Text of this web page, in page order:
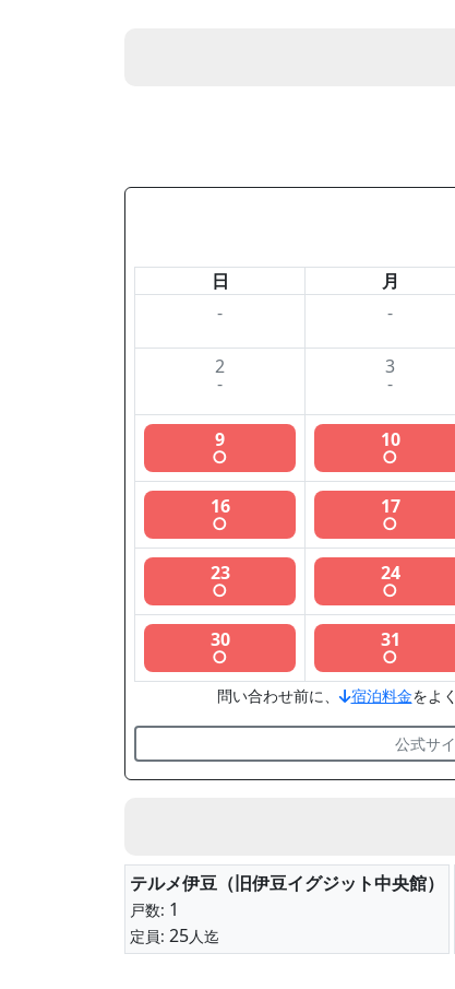
日 月
-
-
2
-
3
-
9
○
10
○
16
○
17
○
23
○
24
○
30
○
31
○
問い合わせ前に、 宿泊料金をよ
公式サ
テルメ伊豆（旧伊豆イグジット中央館）
戸数: 1
定員: 25人迄